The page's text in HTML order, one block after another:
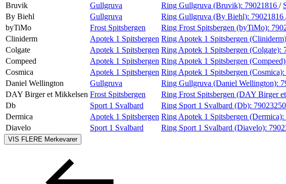
Welcome to lompensenteret
Bruvik
Gullgruva Ring Gullgruva (Bruvik): 79021816 /
By Biehl
Gullgruva Ring Gullgruva (By Biehl): 79021816
byTiMo
Frost Spitsbergen Ring Frost Spitsbergen (byTiMo):
Cliniderm
Apotek 1 Spitsbergen Ring Apotek 1 Spitsbergen
Colgate
Apotek 1 Spitsbergen Ring Apotek 1 Spitsbergen (Colgate):
Compeed
Apotek 1 Spitsbergen Ring Apotek 1 Spitsbergen
Cosmica
Apotek 1 Spitsbergen Ring Apotek 1 Spitsbergen (Cosmica):
Daniel Wellington
Gullgruva Ring Gullgruva (Daniel Wellington):
DAY Birger et Mikkelsen Frost Spitsbergen Ring Frost Spitsbergen (DAY Birger
Db
Sport 1 Svalbard Ring Sport 1 Svalbard (Db): 79023250
Dermica
Apotek 1 Spitsbergen Ring Apotek 1 Spitsbergen (Dermica):
Diavelo
Sport 1 Svalbard Ring Sport 1 Svalbard (Diavelo):
VIS FLERE Merkevarer